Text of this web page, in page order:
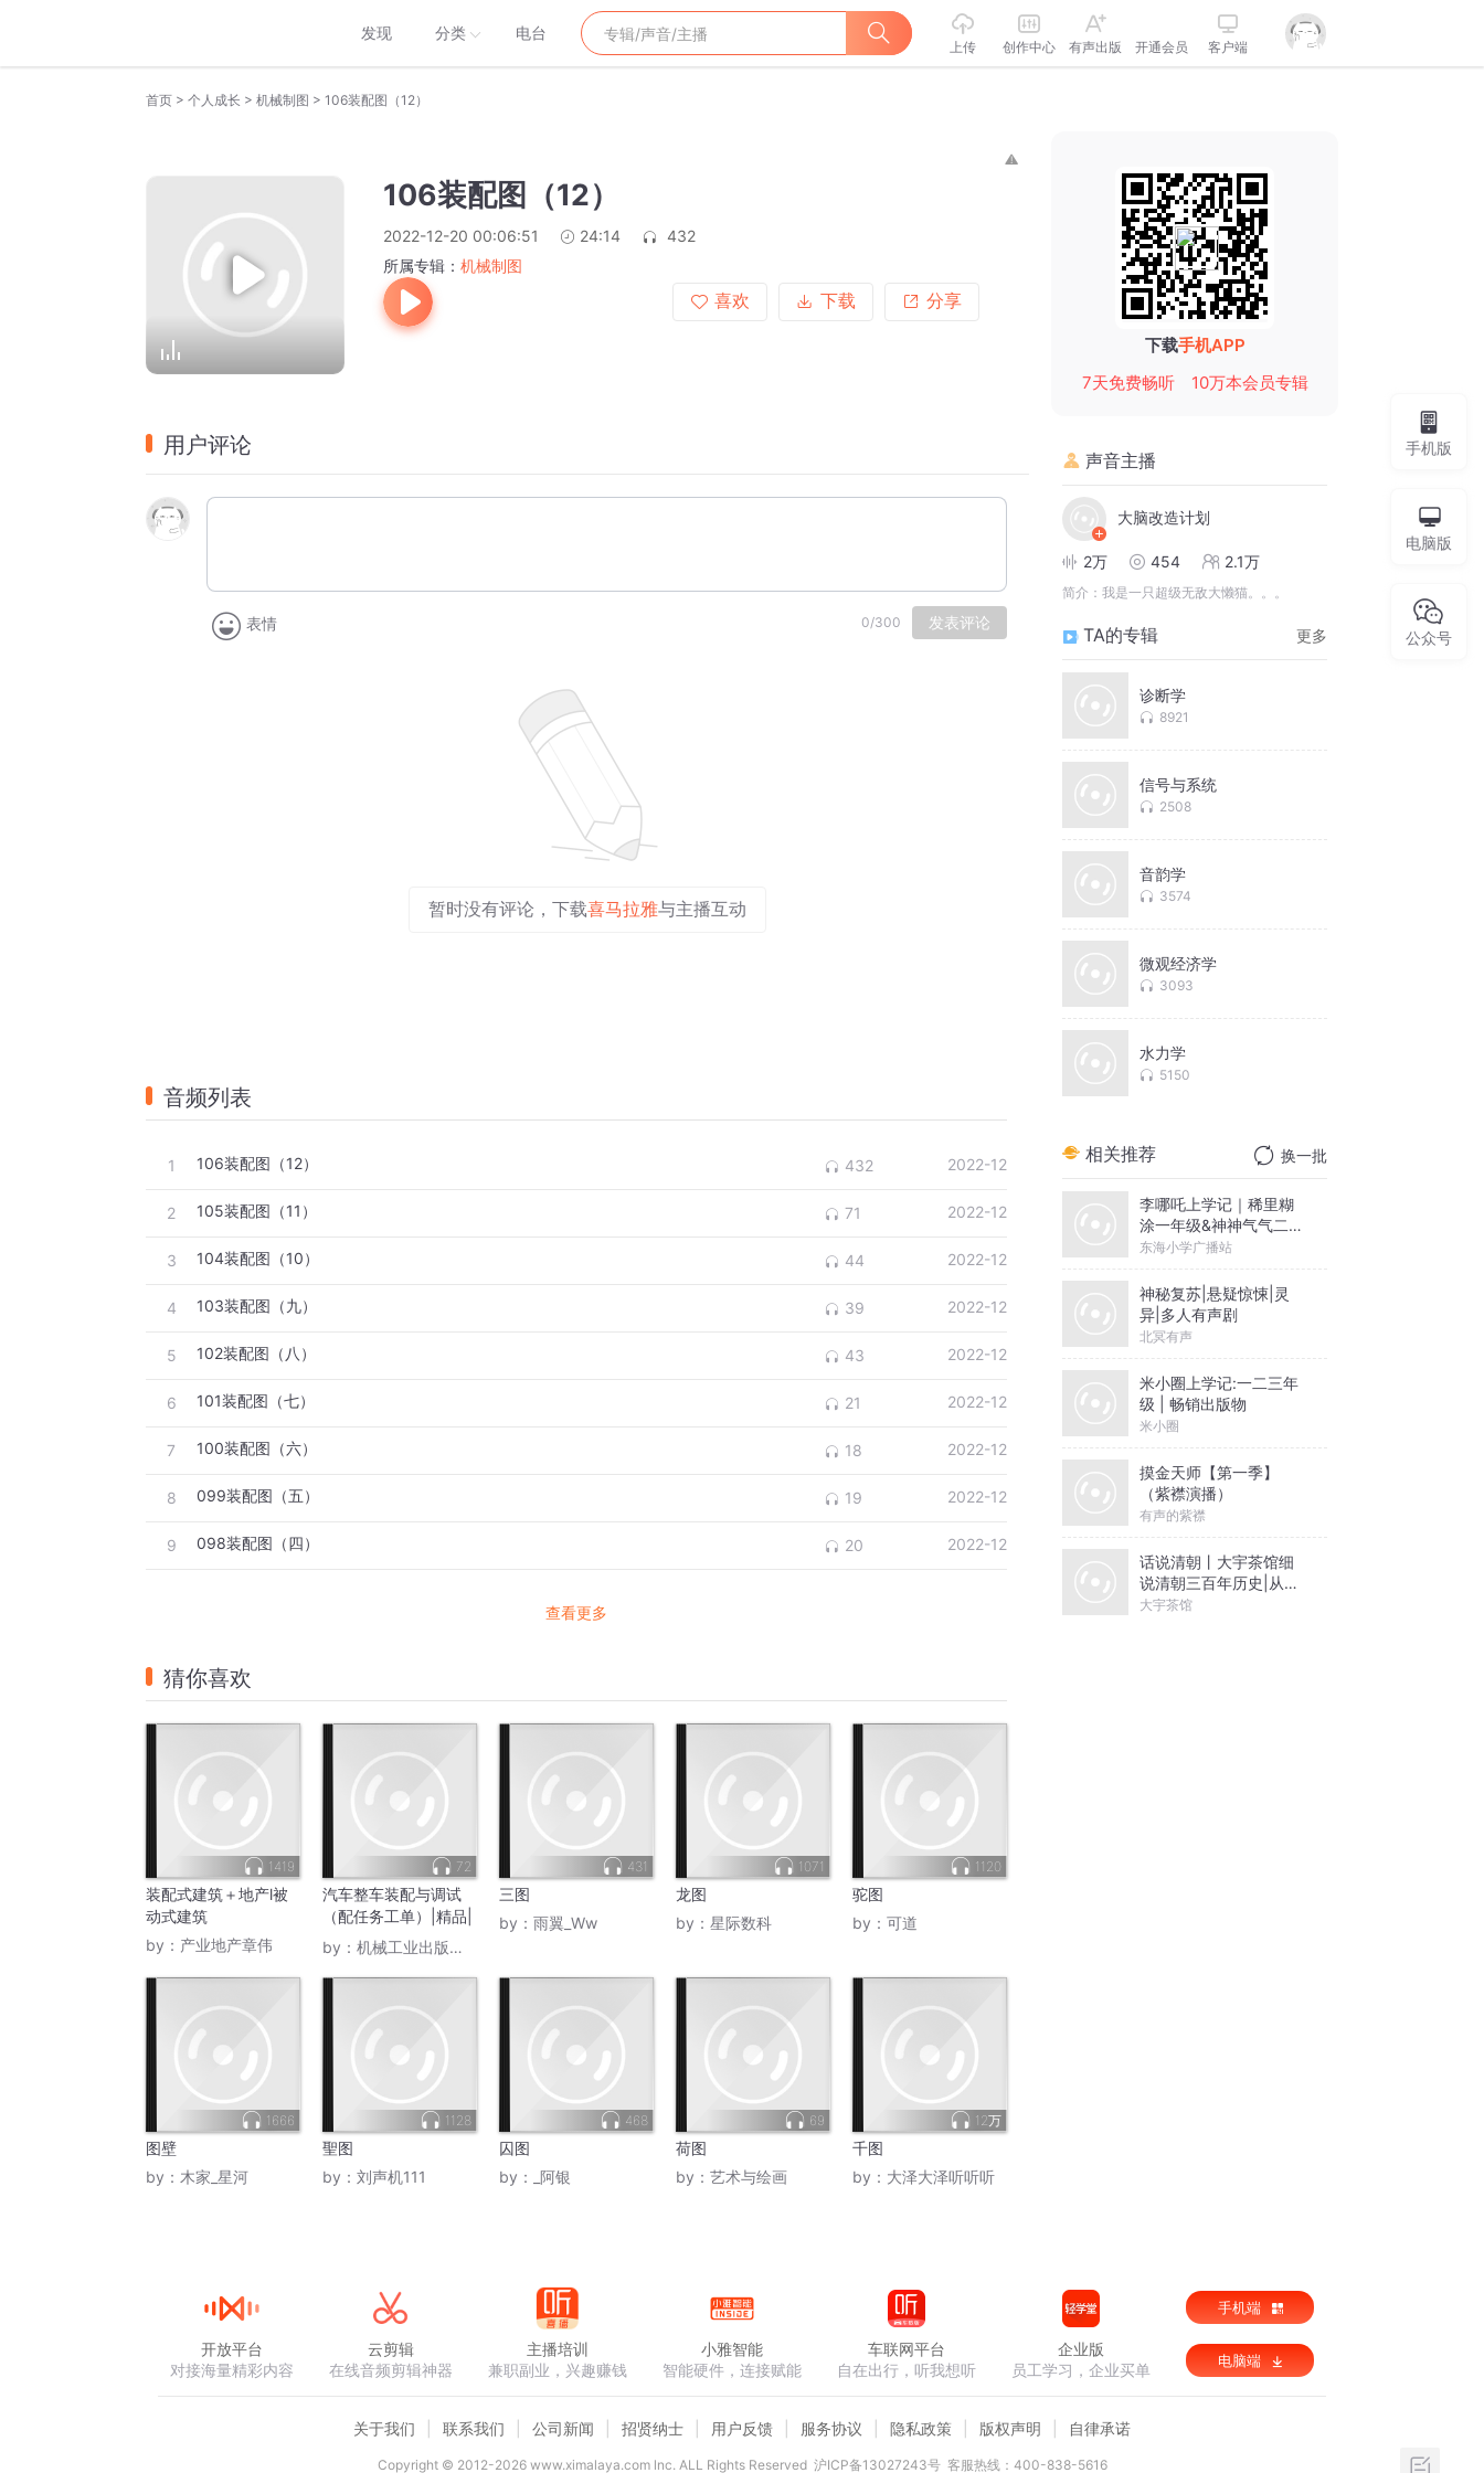
发现 分类 电台
上传 创作中心 有声出版 开通会员 客户端
首页 > 个人成长 > 机械制图 > 106装配图（12）
106装配图（12）
2022-12-20 00:06:51 24:14
432
所属专辑： 机械制图
喜欢
下载 分享
用户评论
表情 0/300 发表评论
暂时没有评论，下载喜马拉雅与主播互动
音频列表
1 106装配图（12） 432 2022-12
2 105装配图（11） 71 2022-12
3 104装配图（10） 44 2022-12
4 103装配图（九） 39 2022-12
5 102装配图（八） 43 2022-12
6 101装配图（七） 21 2022-12
7 100装配图（六） 18 2022-12
8 099装配图（五） 19 2022-12
9 098装配图（四） 20 2022-12
查看更多
猜你喜欢
1419
装配式建筑＋地产l被
动式建筑
by： 产业地产章伟
72
汽车整车装配与调试
（配任务工单）|精品|
刘竞一，邓璘，汪随
风 主编|当代文学
by： 机械工业出版社电子书
431
三图
by： 雨翼_Ww
1071
龙图
by： 星际数科
1120
驼图
by： 可道
1666
图壁
by： 木家_星河
1128
聖图
by： 刘声机111
468
囚图
by：
_阿银
69
荷图
by： 艺术与绘画
12万
千图
by： 大泽大泽听听听
下载手机APP
7天免费畅听
10万本会员专辑
声音主播
大脑改造计划
2万 454 2.1万
简介： 我是一只超级无敌大懒猫。。。
TA的专辑 更多
诊断学
8921
信号与系统
2508
音韵学
3574
微观经济学
3093
水力学
5150
相关推荐 换一批
李哪吒上学记｜稀里糊
涂一年级&神神气气二年
级
东海小学广播站
神秘复苏|悬疑惊悚|灵
异|多人有声剧
北冥有声
米小圈上学记:一二三年
级 | 畅销出版物
米小圈
摸金天师【第一季】
（紫襟演播）
有声的紫襟
话说清朝丨大宇茶馆细
说清朝三百年历史|从努
尔哈赤到末代皇帝溥仪|
大宇茶馆
手机版
电脑版
公众号
开放平台
对接海量精彩内容
云剪辑
在线音频剪辑神器
主播培训
兼职副业，兴趣赚钱
小雅智能
智能硬件，连接赋能
车联网平台
自在出行，听我想听
企业版
员工学习，企业买单
手机端
电脑端
关于我们 联系我们 公司新闻 招贤纳士 用户反馈 服务协议 隐私政策 版权声明 自律承诺
Copyright © 2012-2026www.ximalaya.com lnc. ALL Rights Reserved 沪ICP备13027243号 客服热线：400-838-5616